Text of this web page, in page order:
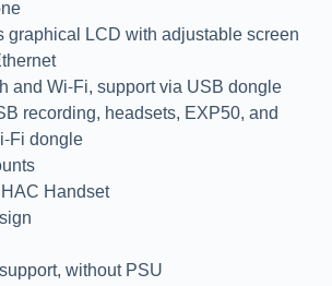
graphical LCD with adjustable screen
and Wi-Fi, support via USB dongle
recording, headsets, EXP50, and
Fi dongle
Handset
without PSU